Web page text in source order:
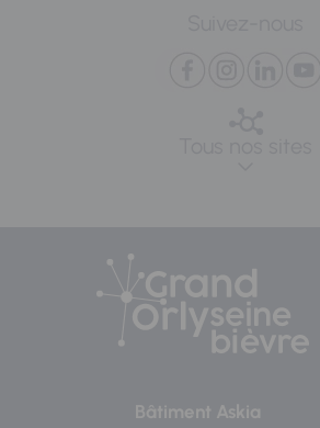
Bâtiment Askia